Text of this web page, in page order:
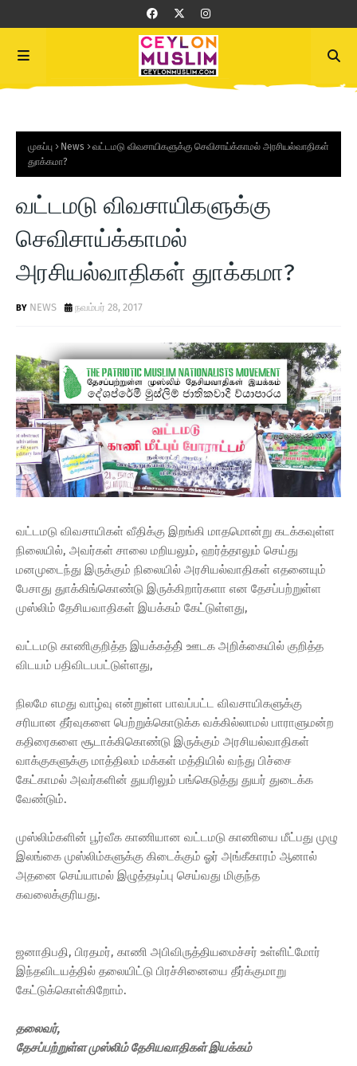
முகப்பு News
வட்டமடு விவசாயிகளுக்கு செவிசாய்க்காமல் அரசியல்வாதிகள்
துாக்கமா?
வட்டமடு விவசாயிகளுக்கு
செவிசாய்க்காமல்
அரசியல்வாதிகள் துாக்கமா?
NEWS நவம்பர் 28, 2017
வட்டமடு விவசாயிகள் வீதிக்கு இறங்கி மாதமொன்று கடக்கவுள்ள
நிலையில், அவர்கள் சாலை மறியலும், ஹர்த்தாலும் செய்து
மனமுடைந்து இருக்கும் நிலையில் அரசியல்வாதிகள் எதனையும்
பேசாது துாக்கிங்கொண்டு இருக்கிறார்களா என தேசப்பற்றுள்ள
முஸ்லிம் தேசியவாதிகள் இயக்கம் கேட்டுள்ளது,
வட்டமடு காணிகுறித்த இயக்கத்தி் ஊடக அறிக்கையில் குறித்த
விடயம் பதிவிடபபட்டுள்ளது,
நிலமே எமது வாழ்வு என்றுள்ள பாவப்பட்ட விவசாயிகளுக்கு
சரியான தீர்வுகளை பெற்றுக்கொடுக்க வக்கில்லாமல் பாராளுமன்ற
கதிரைகளை சூடாக்கிகொண்டு இருக்கும் அரசியல்வாதிகள்
வாக்குகளுக்கு மாத்திலம் மக்கள் மத்தியில் வந்து பிச்சை
கேட்காமல் அவர்களின் துயரிலும் பங்கெடுத்து துயர் துடைக்க
வேண்டும்.
முஸ்லிம்களின் பூர்வீக காணியான வட்டமடு காணியை மீட்பது முழு
இலங்கை முஸ்லிம்களுக்கு கிடைக்கும் ஓர் அங்கீகாரம் ஆனால்
அதனை செய்யாமல் இழுத்தடிப்பு செய்வது மிகுந்த
கவலைக்குரியது.
ஜனாதிபதி, பிரதமர், காணி அபிவிருத்தியமைச்சர் உள்ளிட்மோர்
இந்தவிடயத்தில் தலையிட்டு பிரச்சினையை தீர்க்குமாறு
கேட்டுக்கொள்கிறோம்.
தலைவர்,
தேசப்பற்றுள்ள முஸ்லிம் தேசியவாதிகள் இயக்கம்